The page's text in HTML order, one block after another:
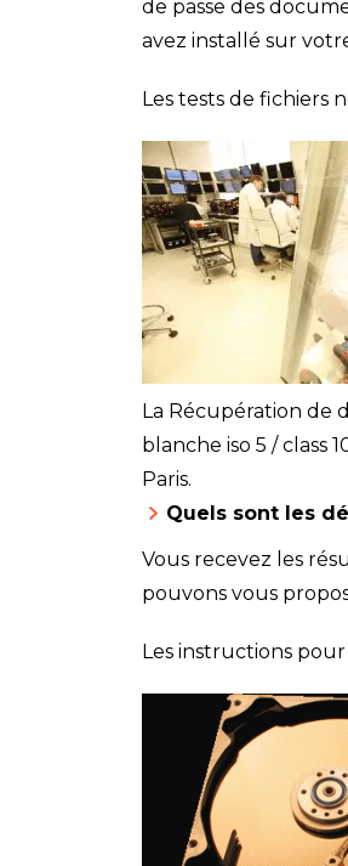
de passe des
avez installé sur
Les tests de fichiers
La Récupération de
blanche iso 5 / class
Paris.
Quels sont les
Vous recevez les
pouvons vous
Les instructions pour